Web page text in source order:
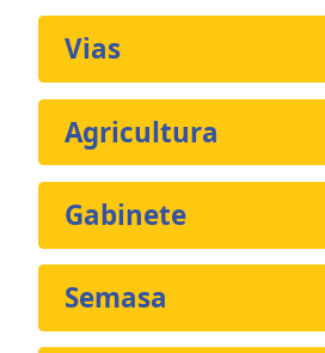
Vias
Agricultura
Gabinete
Semasa